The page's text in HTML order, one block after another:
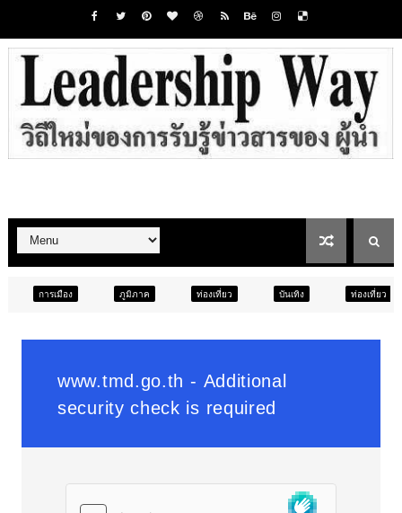
ภูมิภาค ท่องเที่ยว บันเทิง ท่องเที่ยว การศึกษา